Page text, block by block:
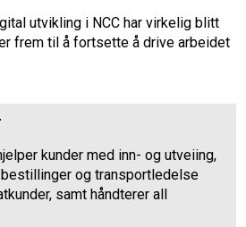
utvikling i NCC har virkelig blitt
frem til å fortsette å drive arbeidet
kunder med inn- og utveiing,
og transportledelse
samt håndterer all